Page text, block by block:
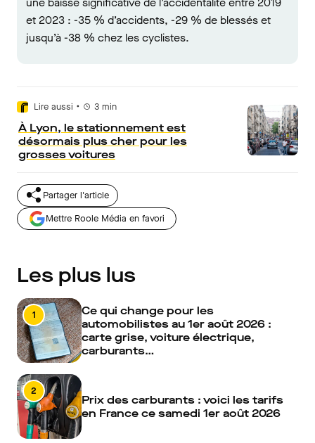
et 2023 : -35 % d’accidents, -29 % de blessés et
jusqu’à -38 % chez les cyclistes.
Lire aussi • 3 min
À Lyon, le stationnement est
désormais plus cher pour les
grosses voitures
Partager l'article
Mettre Roole Média en favori
Les plus lus
1
Ce qui change pour les
automobilistes au 1er août 2026 :
carte grise, voiture électrique,
carburants…
2
Prix des carburants : voici les tarifs
en France ce samedi 1er août 2026